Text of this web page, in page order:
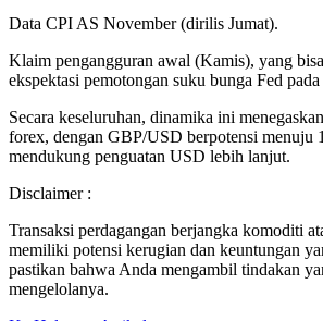
Data CPI AS November (dirilis Jumat).
Klaim pengangguran awal (Kamis), yang
ekspektasi pemotongan suku bunga Fed pada
Secara keseluruhan, dinamika ini
forex, dengan GBP/USD berpotensi menuju
mendukung penguatan USD lebih lanjut.
Disclaimer :
Transaksi perdagangan berjangka komoditi
memiliki potensi kerugian dan keuntungan
pastikan bahwa Anda mengambil tindakan
mengelolanya.